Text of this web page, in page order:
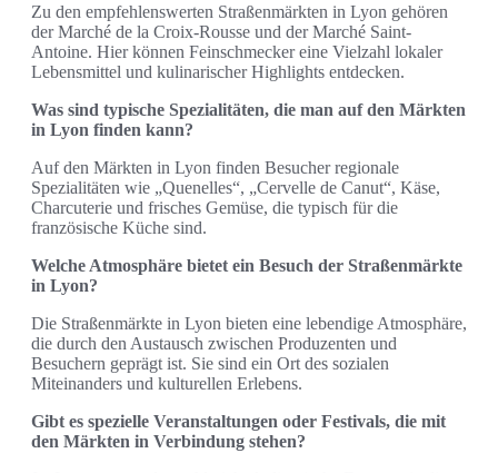
Zu den empfehlenswerten Straßenmärkten in Lyon gehören
der Marché de la Croix-Rousse und der Marché Saint-
Antoine. Hier können Feinschmecker eine Vielzahl lokaler
Lebensmittel und kulinarischer Highlights entdecken.
Was sind typische Spezialitäten, die man auf den Märkten
in Lyon finden kann?
Auf den Märkten in Lyon finden Besucher regionale
Spezialitäten wie „Quenelles“, „Cervelle de Canut“, Käse,
Charcuterie und frisches Gemüse, die typisch für die
französische Küche sind.
Welche Atmosphäre bietet ein Besuch der Straßenmärkte
in Lyon?
Die Straßenmärkte in Lyon bieten eine lebendige Atmosphäre,
die durch den Austausch zwischen Produzenten und
Besuchern geprägt ist. Sie sind ein Ort des sozialen
Miteinanders und kulturellen Erlebens.
Gibt es spezielle Veranstaltungen oder Festivals, die mit
den Märkten in Verbindung stehen?